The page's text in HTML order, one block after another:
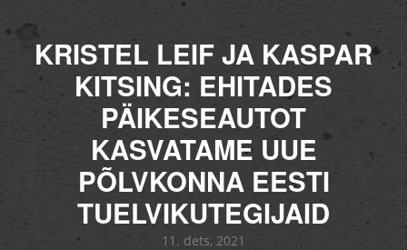
KRISTEL LEIF JA KASPAR
KITSING: EHITADES
PÄIKESEAUTOT
KASVATAME UUE
PÕLVKONNA EESTI
TUELVIKUTEGIJAID
11. dets, 2021